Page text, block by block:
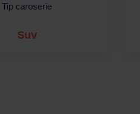
Tip caroserie
Suv